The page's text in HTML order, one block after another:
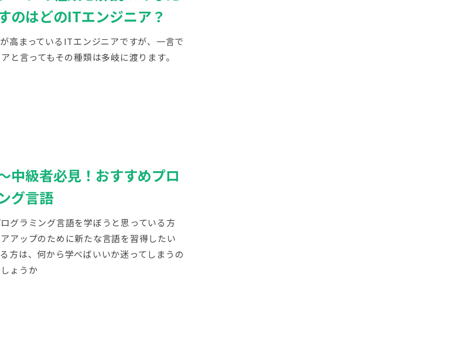
のはどのITエンジニア？
高まっているITエンジニアですが、一言で
と言ってもその種類は多岐に渡ります。
中級者必見！おすすめプロ
グ言語
グラミング言語を学ぼうと思っている方
アップのために新たな言語を習得したい
方は、何から学べばいいか迷ってしまうの
ょうか